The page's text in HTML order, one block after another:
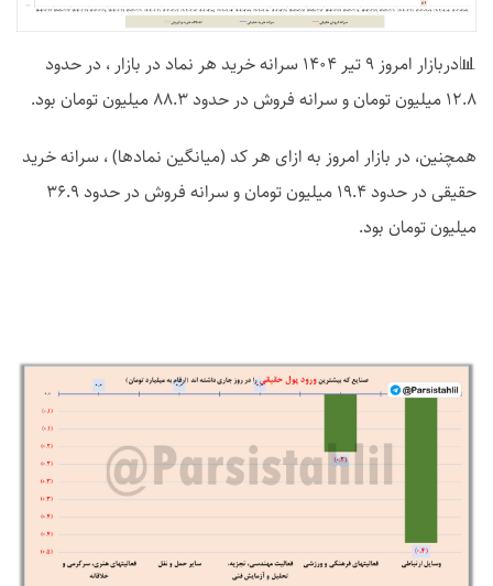
📊دربازار امروز 9 تیر 1404 سرانه خرید هر نماد در بازار ، در حدود
12.8 میلیون تومان و سرانه فروش در حدود 88.3 میلیون تومان بود.
همچنین، در بازار امروز به ازای هر کد (میانگین نمادها) ، سرانه خرید
حقیقی در حدود 19.4 میلیون تومان و سرانه فروش در حدود 36.9
میلیون تومان بود.